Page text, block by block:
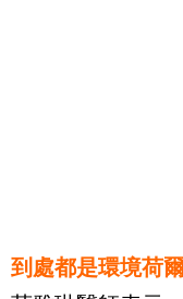
到處都是環境荷